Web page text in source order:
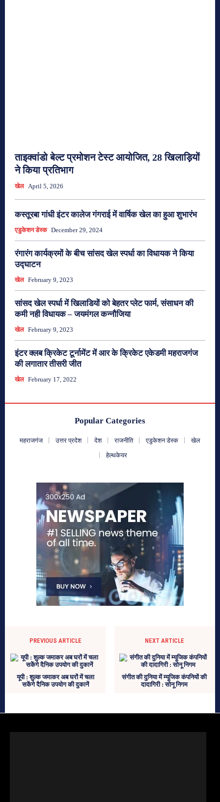
ताइक्वांडो बेल्ट प्रमोशन टेस्ट आयोजित, 28 खिलाड़ियों
ने किया प्रतिभाग
खेल April 5, 2026
कस्तूरबा गांधी इंटर कालेज गंगराई में वार्षिक खेल का हुआ शुभारंभ
एडुकेशन डेस्क December 29, 2024
रंगारंग कार्यक्रमों के बीच सांसद खेल स्पर्धा का विधायक ने किया
उद्घाटन
खेल February 9, 2023
सांसद खेल स्पर्धा में खिलाडियों को बेहतर प्लेट फार्म, संसाधन की
कमी नही विधायक – जयमंगल कन्नौजिया
खेल February 9, 2023
इंटर क्लब क्रिकेट टूर्नामेंट में आर के क्रिकेट एकेडमी महराजगंज
की लगातार तीसरी जीत
खेल February 17, 2022
Popular Categories
महराजगंज उत्तर प्रदेश देश राजनीति एडुकेशन डेस्क
खेल
हेल्थकेयर
PREVIOUS ARTICLE
यूपी : शुल्क जमाकर अब घरों में चला
सकेंगे दैनिक उपयोग की दुकानें
NEXT ARTICLE
संगीत की दुनिया में म्यूजिक कंपनियों की
दादागिरी : सोनू निगम